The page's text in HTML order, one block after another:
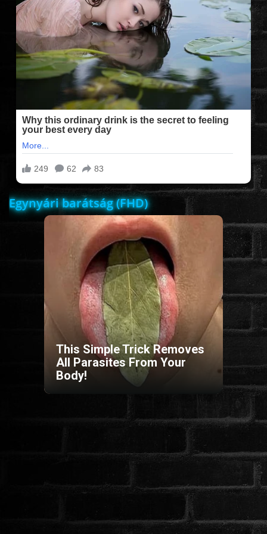
FILMEK (2025-ÖS)
FILMEK (2024-ES)
FILMEK (2023-AS)
FILMEK (2022-ES)
FELIRATOS FILMEK
AKCIÓ
Egynyári barátság (FHD)
This Simple Trick Removes
All Parasites From Your
Body!